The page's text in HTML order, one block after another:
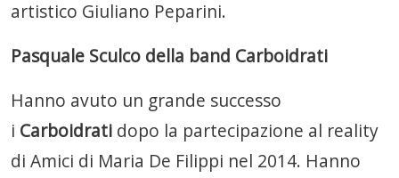
artistico Giuliano Peparini.
Pasquale Sculco della band Carboidrati
Hanno avuto un grande successo
i Carboidrati dopo la partecipazione al reality
di Amici di Maria De Filippi nel 2014. Hanno